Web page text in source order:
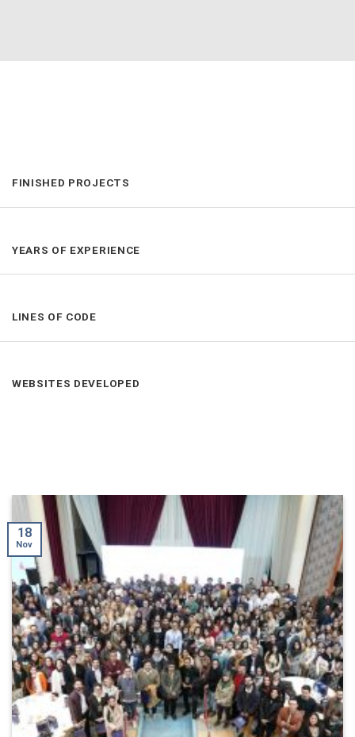
FINISHED PROJECTS
YEARS OF EXPERIENCE
LINES OF CODE
WEBSITES DEVELOPED
18
Nov